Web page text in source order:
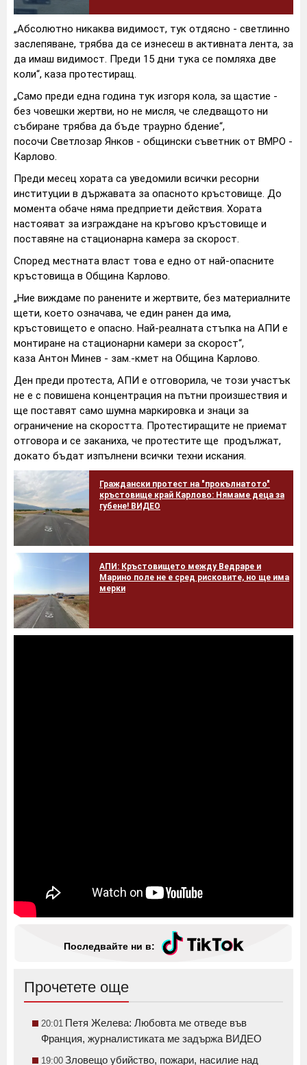
„Абсолютно никаква видимост, тук отдясно - светлинно
заслепяване, трябва да се изнесеш в активната лента, за
да имаш видимост. Преди 15 дни тука се помляха две
коли“, каза протестиращ.
„Само преди една година тук изгоря кола, за щастие -
без човешки жертви, но не мисля, че следващото ни
събиране трябва да бъде траурно бдение“,
посочи Светлозар Янков - общински съветник от ВМРО -
Карлово.
Преди месец хората са уведомили всички ресорни
институции в държавата за опасното кръстовище. До
момента обаче няма предприети действия. Хората
настояват за изграждане на кръгово кръстовище и
поставяне на стационарна камера за скорост.
Според местната власт това е едно от най-опасните
кръстовища в Община Карлово.
„Ние виждаме по ранените и жертвите, без материалните
щети, което означава, че един ранен да има,
кръстовището е опасно. Най-реалната стъпка на АПИ е
монтиране на стационарни камери за скорост“,
каза Антон Минев - зам.-кмет на Община Карлово.
Ден преди протеста, АПИ е отговорила, че този участък
не е с повишена концентрация на пътни произшествия и
ще поставят само шумна маркировка и знаци за
ограничение на скоростта. Протестиращите не приемат
отговора и се заканиха, че протестите ще продължат,
докато бъдат изпълнени всички техни искания.
Граждански протест на "прокълнатото"
кръстовище край Карлово: Нямаме деца за
губене! ВИДЕО
АПИ: Кръстовището между Ведраре и
Марино поле не е сред рисковите, но ще има
мерки
Последвайте ни в:
Прочетете още
20:01 Петя Желева: Любовта ме отведе във
Франция, журналистиката ме задържа ВИДЕО
19:00 Зловещо убийство, пожари, насилие над